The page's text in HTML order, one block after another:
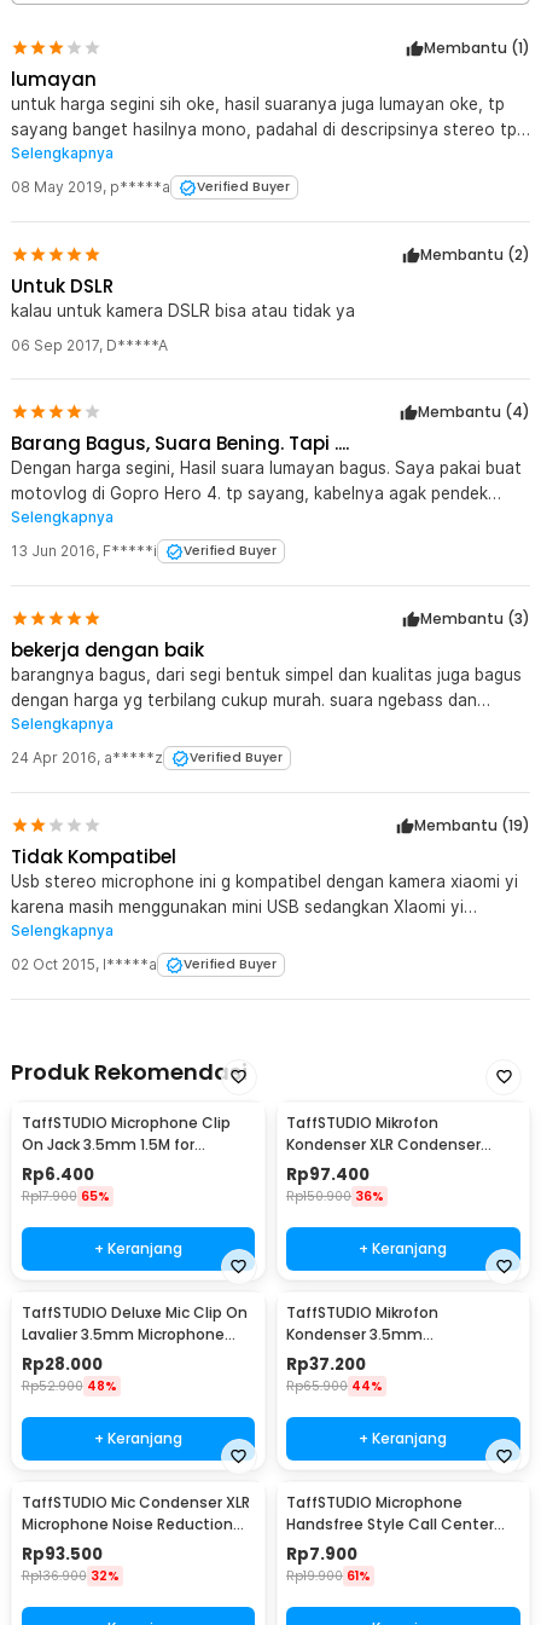
dan tidak mengganggu aktivitas saat merekam. Sangat praktis
untuk dibawa bepergian dan digunakan dalam berbagai kondisi
pengambilan gambar.
Kelengkapan Produk
Rincian yang Anda dapatkan untuk pembelian produk ini:
1 x ONLENY USB Stereo Microphone Eksternal for GoPro 3/4
with Clip - DZ0288
Membantu (1)
lumayan
untuk harga segini sih oke, hasil suaranya juga lumayan oke, tp
sayang banget hasilnya mono, padahal di descripsinya stereo tp
ternyata mono. over all, oke lah..
Selengkapnya
08 May 2019, p*****a Verified Buyer
Membantu (2)
Untuk DSLR
kalau untuk kamera DSLR bisa atau tidak ya
06 Sep 2017, D*****A
Membantu (4)
Barang Bagus, Suara Bening. Tapi ....
Dengan harga segini, Hasil suara lumayan bagus. Saya pakai buat
motovlog di Gopro Hero 4. tp sayang, kabelnya agak pendek
cuma 1 meter kalo gasalah deh. Tp buat motovlog sih cocok
banget. Thanks JakNote
Selengkapnya
13 Jun 2016, F*****i Verified Buyer
Membantu (3)
bekerja dengan baik
barangnya bagus, dari segi bentuk simpel dan kualitas juga bagus
dengan harga yg terbilang cukup murah. suara ngebass dan
terdengar jelas, tapi hasil rekam dari mic ini mono alias cuma
terdengar sebelah jika menggunakan headset. tapi ga masalah,
karena ketika proses editing audionya bisa dijadikan stereo.
Selengkapnya
24 Apr 2016, a*****z Verified Buyer
Membantu (19)
Tidak Kompatibel
Usb stereo microphone ini g kompatibel dengan kamera xiaomi yi
karena masih menggunakan mini USB sedangkan XIaomi yi
menggunakan micro USB
Selengkapnya
02 Oct 2015, I*****a Verified Buyer
Produk Rekomendasi
TaffSTUDIO Microphone Clip
On Jack 3.5mm 1.5M for
Smartphone Laptop - SR-503
Rp6.400
Rp17.900 65%
+ Keranjang
TaffSTUDIO Mikrofon
Kondenser XLR Condenser
Microphone Studio Podcast -
BM-700
Rp97.400
Rp150.900 36%
+ Keranjang
TaffSTUDIO Deluxe Mic Clip On
Lavalier 3.5mm Microphone
Smartphone - EY-510A
Rp28.000
Rp52.900 48%
+ Keranjang
TaffSTUDIO Mikrofon
Kondenser 3.5mm
Omnidirectional Podcast with
Stand - SF-666
Rp37.200
Rp65.900 44%
+ Keranjang
TaffSTUDIO Mic Condenser XLR
Microphone Noise Reduction
with Holder - BM-800
Rp93.500
Rp136.900 32%
TaffSTUDIO Microphone
Handsfree Style Call Center
With Noise Reduction - M5
Rp7.900
Rp19.900 61%